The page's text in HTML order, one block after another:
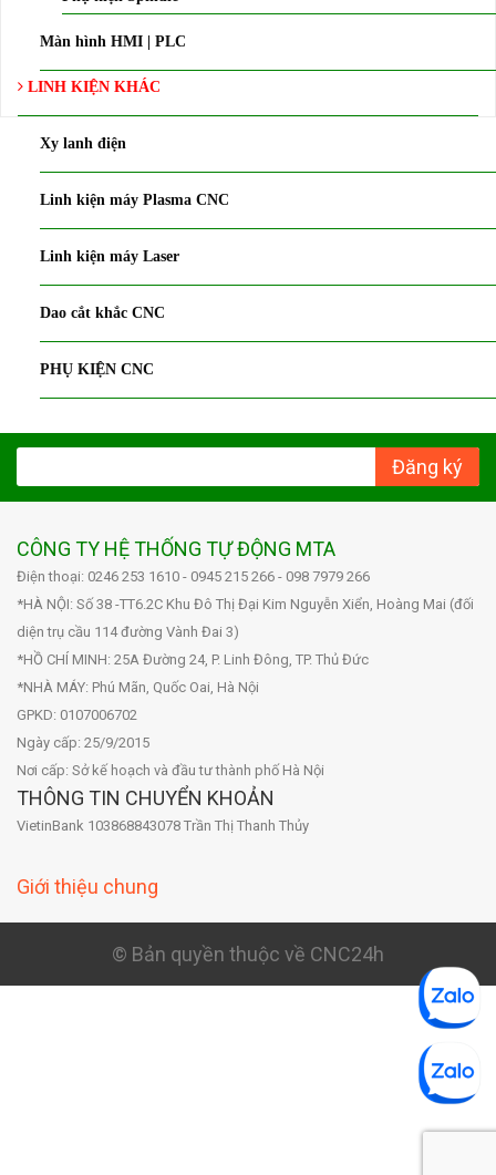
Màn hình HMI | PLC
LINH KIỆN KHÁC
Xy lanh điện
Linh kiện máy Plasma CNC
Linh kiện máy Laser
Dao cắt khắc CNC
PHỤ KIỆN CNC
Đăng ký
CÔNG TY HỆ THỐNG TỰ ĐỘNG MTA
Điện thoại: 0246 253 1610 - 0945 215 266 - 098 7979 266
*HÀ NỘI: Số 38 -TT6.2C Khu Đô Thị Đại Kim Nguyễn Xiển, Hoàng Mai (đối
diện trụ cầu 114 đường Vành Đai 3)
*HỒ CHÍ MINH: 25A Đường 24, P. Linh Đông, TP. Thủ Đức
*NHÀ MÁY: Phú Mãn, Quốc Oai, Hà Nội
GPKD: 0107006702
Ngày cấp: 25/9/2015
Nơi cấp: Sở kế hoạch và đầu tư thành phố Hà Nội
THÔNG TIN CHUYỂN KHOẢN
VietinBank 103868843078 Trần Thị Thanh Thủy
Giới thiệu chung
© Bản quyền thuộc về CNC24h